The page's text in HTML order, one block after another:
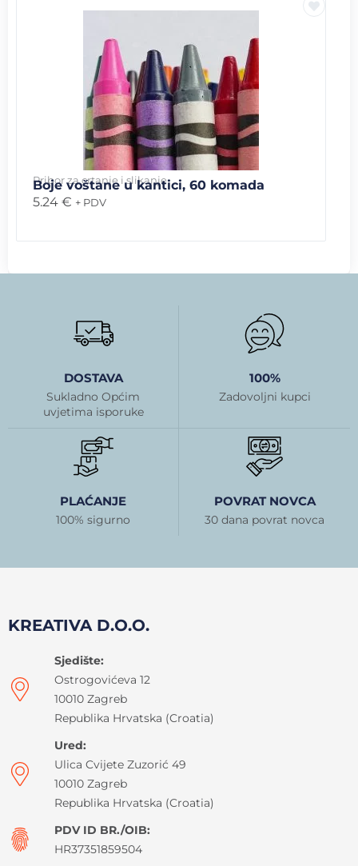
Pribor za crtanje i slikanje
Boje voštane u kantici, 60 komada
5.24 € + PDV
DOSTAVA
Sukladno Općim
uvjetima isporuke
100%
Zadovoljni kupci
PLAĆANJE
100% sigurno
POVRAT NOVCA
30 dana povrat novca
KREATIVA D.O.O.
Sjedište:
Ostrogovićeva 12
10010 Zagreb
Republika Hrvatska (Croatia)
Ured:
Ulica Cvijete Zuzorić 49
10010 Zagreb
Republika Hrvatska (Croatia)
PDV ID BR./OIB:
HR37351859504